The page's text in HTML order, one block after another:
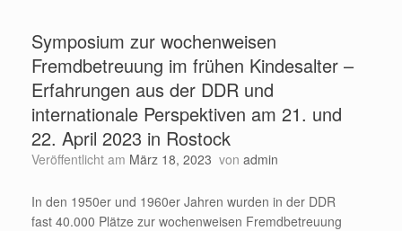
Symposium zur wochenweisen
Fremdbetreuung im frühen Kindesalter –
Erfahrungen aus der DDR und
internationale Perspektiven am 21. und
22. April 2023 in Rostock
Veröffentlicht am März 18, 2023 von admin
In den 1950er und 1960er Jahren wurden in der DDR
fast 40.000 Plätze zur wochenweisen Fremdbetreuung